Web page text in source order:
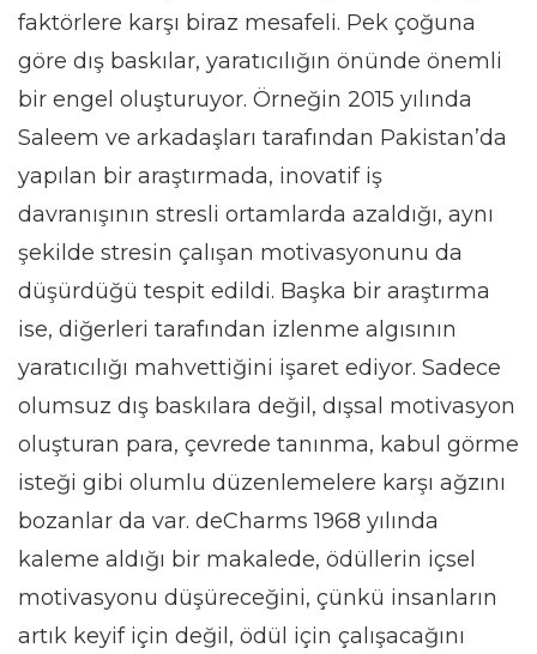
faktörlere karşı biraz mesafeli. Pek çoğuna
göre dış baskılar, yaratıcılığın önünde önemli
bir engel oluşturuyor. Örneğin 2015 yılında
Saleem ve arkadaşları tarafından Pakistan’da
yapılan bir araştırmada, inovatif iş
davranışının stresli ortamlarda azaldığı, aynı
şekilde stresin çalışan motivasyonunu da
düşürdüğü tespit edildi. Başka bir araştırma
ise, diğerleri tarafından izlenme algısının
yaratıcılığı mahvettiğini işaret ediyor. Sadece
olumsuz dış baskılara değil, dışsal motivasyon
oluşturan para, çevrede tanınma, kabul görme
isteği gibi olumlu düzenlemelere karşı ağzını
bozanlar da var. deCharms 1968 yılında
kaleme aldığı bir makalede, ödüllerin içsel
motivasyonu düşüreceğini, çünkü insanların
artık keyif için değil, ödül için çalışacağını